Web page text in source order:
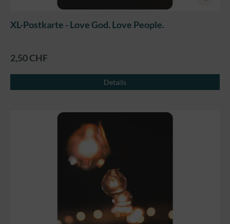
XL-Postkarte - Love God. Love People.
2,50 CHF
Details